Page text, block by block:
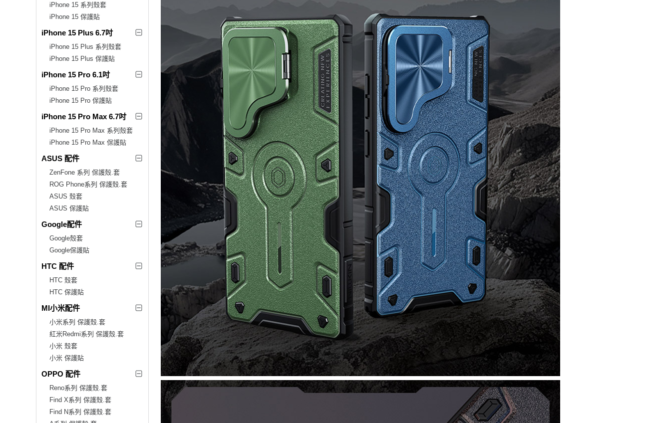
iPhone 15 系列殼套
iPhone 15 保護貼
iPhone 15 Plus 6.7吋
iPhone 15 Plus 系列殼套
iPhone 15 Plus 保護貼
iPhone 15 Pro 6.1吋
iPhone 15 Pro 系列殼套
iPhone 15 Pro 保護貼
iPhone 15 Pro Max 6.7吋
iPhone 15 Pro Max 系列殼套
iPhone 15 Pro Max 保護貼
ASUS 配件
ZenFone 系列 保護殼.套
ROG Phone系列 保護殼.套
ASUS 殼套
ASUS 保護貼
Google配件
Google殼套
Google保護貼
HTC 配件
HTC 殼套
HTC 保護貼
MI小米配件
小米系列 保護殼.套
紅米Redmi系列 保護殼.套
小米 殼套
小米 保護貼
OPPO 配件
Reno系列 保護殼.套
Find X系列 保護殼.套
Find N系列 保護殼.套